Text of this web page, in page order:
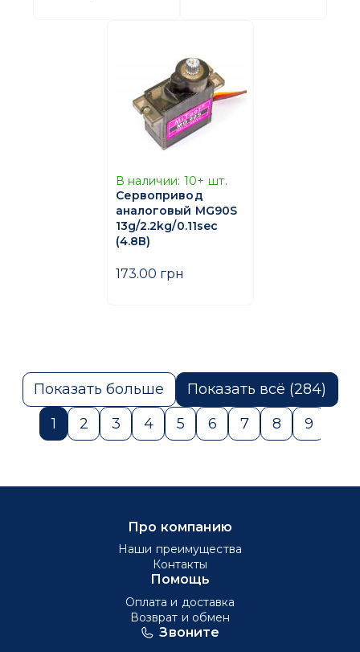
В наличии: 10+ шт.
Сервопривод
аналоговый MG90S
13g/2.2kg/0.11sec
(4.8В)
173.00 грн
Показать больше
1
2 3 4 5 6 7 8 9
Показать всё (284)
Звоните
Про компанию
Наши преимущества
Контакты
Помощь
Оплата и доставка
Возврат и обмен